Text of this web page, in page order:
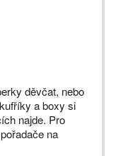
děvčat, nebo
a boxy si
najde. Pro
na